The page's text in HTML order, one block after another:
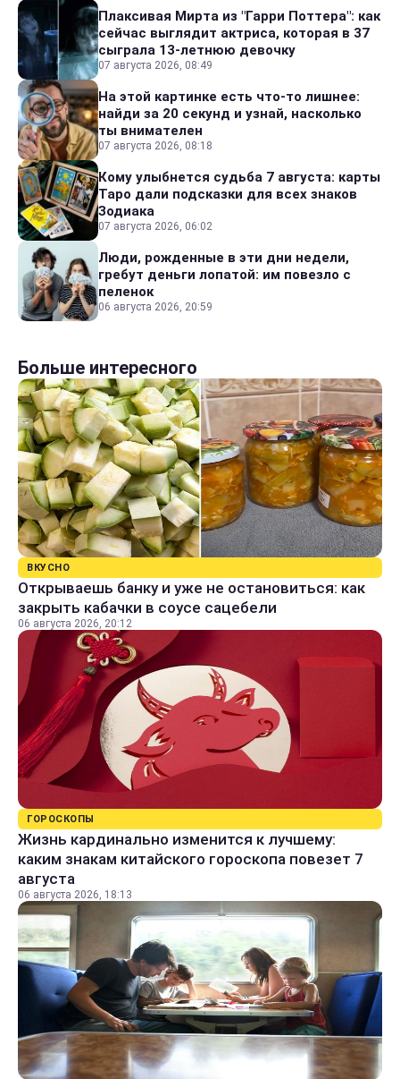
Плаксивая Мирта из "Гарри Поттера": как
сейчас выглядит актриса, которая в 37
сыграла 13-летнюю девочку
07 августа 2026, 08:49
На этой картинке есть что-то лишнее:
найди за 20 секунд и узнай, насколько
ты внимателен
07 августа 2026, 08:18
Кому улыбнется судьба 7 августа: карты
Таро дали подсказки для всех знаков
Зодиака
07 августа 2026, 06:02
Люди, рожденные в эти дни недели,
гребут деньги лопатой: им повезло с
пеленок
06 августа 2026, 20:59
Больше интересного
ВКУСНО
Открываешь банку и уже не остановиться: как
закрыть кабачки в соусе сацебели
06 августа 2026, 20:12
ГОРОСКОПЫ
Жизнь кардинально изменится к лучшему:
каким знакам китайского гороскопа повезет 7
августа
06 августа 2026, 18:13